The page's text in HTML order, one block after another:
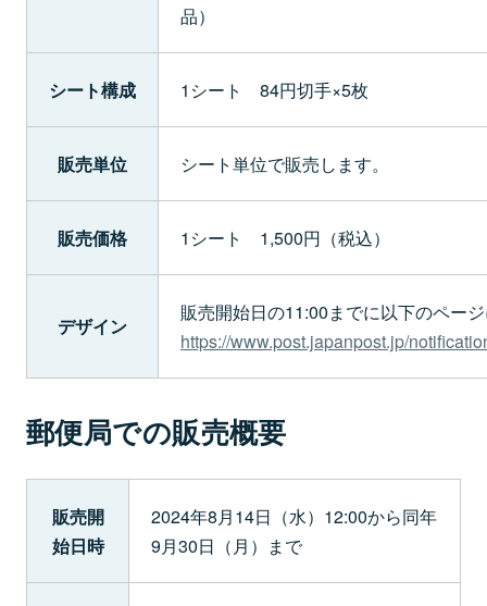
品）
シート構成 1シート 84円切手×5枚
販売単位 シート単位で販売します。
販売価格 1シート 1,500円（税込）
デザイン
販売開始日の11:00までに以下のペー
https://www.post.japanpost.jp/
郵便局での販売概要
販売開
始日時
2024年8月14日（水）12:00から同年
9月30日（月）まで